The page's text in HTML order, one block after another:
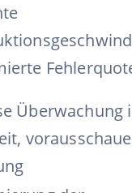
Überwachung